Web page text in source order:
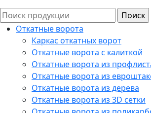
Откатные ворота
Каркас откатных ворот
Откатные ворота с калиткой
Откатные ворота из
Откатные ворота из
Откатные ворота из дерева
Откатные ворота из 3D сетки